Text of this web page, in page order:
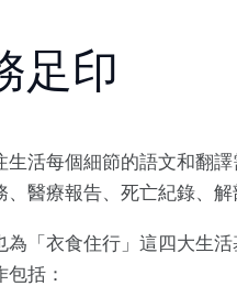
足印
生活每個細節的語文和翻
、醫療報告、死亡紀錄、
為「衣食住行」這四大生
包括：